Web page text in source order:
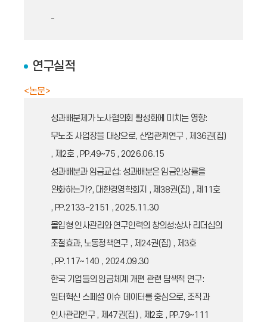
-
연구실적
<논문>
성과배분제가 노사협의회 활성화에 미치는 영향:
무노조 사업장을 대상으로, 산업관계연구 , 제36권(집)
, 제2호 , PP.49~75 , 2026.06.15
성과배분과 임금교섭: 성과배분은 임금인상률을
완화하는가?, 대한경영학회지 , 제38권(집) , 제11호
, PP.2133~2151 , 2025.11.30
몰입형 인사관리와 연구인력의 창의성:상사 리더십의
조절효과, 노동정책연구 , 제24권(집) , 제3호
, PP.117~140 , 2024.09.30
한국 기업들의 임금체계 개편 관련 탐색적 연구:
일터혁신 스페셜 이슈 데이터를 중심으로, 조직과
인사관리연구 , 제47권(집) , 제2호 , PP.79~111